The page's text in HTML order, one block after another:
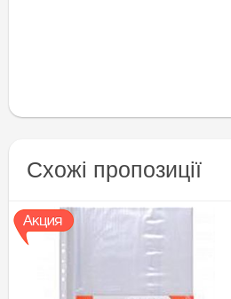
Схожі пропозиції